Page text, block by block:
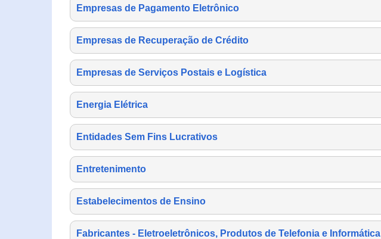
Empresas de Pagamento Eletrônico
Empresas de Recuperação de Crédito
Empresas de Serviços Postais e Logística
Energia Elétrica
Entidades Sem Fins Lucrativos
Entretenimento
Estabelecimentos de Ensino
Fabricantes - Eletroeletrônicos, Produtos de Telefonia e Informática